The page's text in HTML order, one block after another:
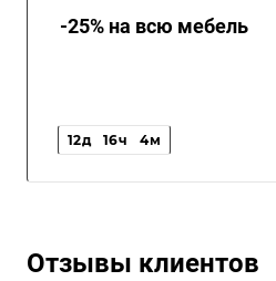
-25% на всю мебель
12д 16ч 4м
Отзывы клиентов